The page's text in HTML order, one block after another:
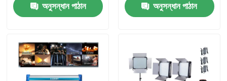
বাড়ি
পণ্য
ভিডিও
অনুসন্ধান পাঠান অনুসন্ধান পাঠান